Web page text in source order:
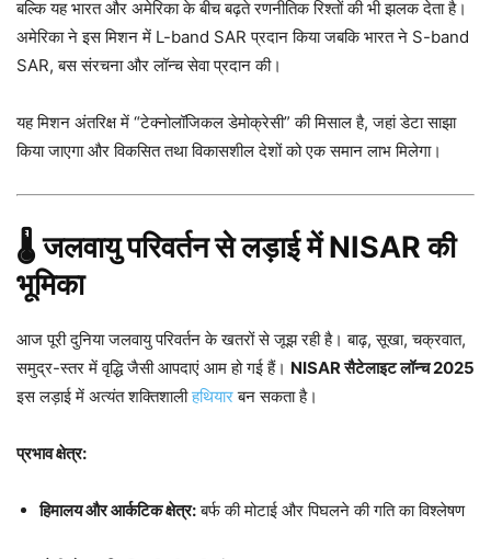
बल्कि यह भारत और अमेरिका के बीच बढ़ते रणनीतिक रिश्तों की भी झलक देता है।
अमेरिका ने इस मिशन में L-band SAR प्रदान किया जबकि भारत ने S-band
SAR, बस संरचना और लॉन्च सेवा प्रदान की।
यह मिशन अंतरिक्ष में “टेक्नोलॉजिकल डेमोक्रेसी” की मिसाल है, जहां डेटा साझा
किया जाएगा और विकसित तथा विकासशील देशों को एक समान लाभ मिलेगा।
🌡️ जलवायु परिवर्तन से लड़ाई में NISAR की
भूमिका
आज पूरी दुनिया जलवायु परिवर्तन के खतरों से जूझ रही है। बाढ़, सूखा, चक्रवात,
समुद्र-स्तर में वृद्धि जैसी आपदाएं आम हो गई हैं। NISAR सैटेलाइट लॉन्च 2025
इस लड़ाई में अत्यंत शक्तिशालीहथियारबन सकता है।
प्रभाव क्षेत्र:
हिमालय और आर्कटिक क्षेत्र:बर्फ की मोटाई और पिघलने की गति का विश्लेषण